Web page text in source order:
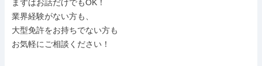
まずはお話だけでもOK！
業界経験がない方も、
大型免許をお持ちでない方も
お気軽にご相談ください！